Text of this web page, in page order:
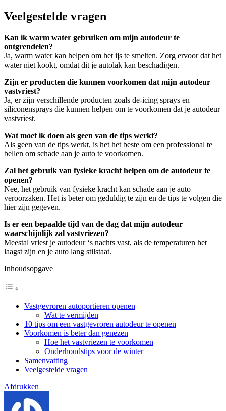
Veelgestelde vragen
Kan ik warm water gebruiken om mijn autodeur te
ontgrendelen?
Ja, warm water kan helpen om het ijs te smelten. Zorg ervoor dat het
water niet kookt, omdat dit je autolak kan beschadigen.
Zijn er producten die kunnen voorkomen dat mijn autodeur
vastvriest?
Ja, er zijn verschillende producten zoals de-icing sprays en
siliconensprays die kunnen helpen om te voorkomen dat je autodeur
vastvriest.
Wat moet ik doen als geen van de tips werkt?
Als geen van de tips werkt, is het het beste om een professional te
bellen om schade aan je auto te voorkomen.
Zal het gebruik van fysieke kracht helpen om de autodeur te
openen?
Nee, het gebruik van fysieke kracht kan schade aan je auto
veroorzaken. Het is beter om geduldig te zijn en de tips te volgen die
hier zijn gegeven.
Is er een bepaalde tijd van de dag dat mijn autodeur
waarschijnlijk zal vastvriezen?
Meestal vriest je autodeur ‘s nachts vast, als de temperaturen het
laagst zijn en je auto lang stilstaat.
Inhoudsopgave
Vastgevroren autoportieren openen
Wat te vermijden
10 tips om een vastgevroren autodeur te openen
Voorkomen is beter dan genezen
Hoe het vastvriezen te voorkomen
Onderhoudstips voor de winter
Samenvatting
Veelgestelde vragen
Afdrukken